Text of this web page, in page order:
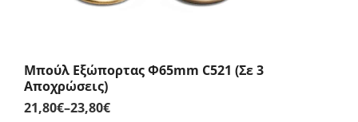
Μπούλ Εξώπορτας Φ65mm C521 (Σε 3
Αποχρώσεις)
21,80€–23,80€Price